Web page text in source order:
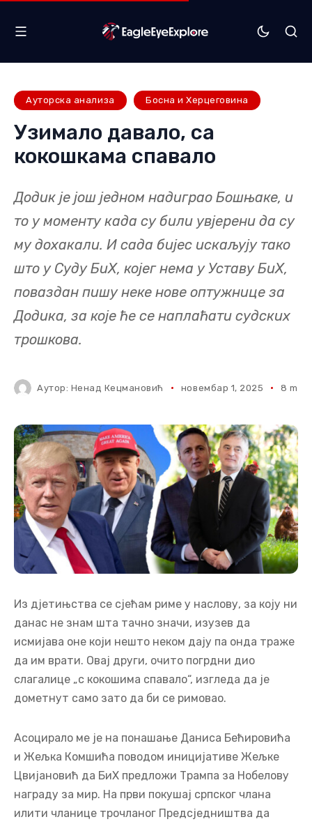
Ауторска анализа Босна и Херцеговина
Узимало давало, са
кокошкама спавало
Додик је још једном надиграо Бошњаке, и
то у моменту када су били увјерени да су
му дохакали. И сада бијес искаљују тако
што у Суду БиХ, којег нема у Уставу БиХ,
поваздан пишу неке нове оптужнице за
Додика, за које ће се наплаћати судских
трошкова.
Аутор: Ненад Кецмановић новембар 1, 2025 8
Из дјетињства се сјећам риме у наслову, за коју ни
данас не знам шта тачно значи, изузев да
исмијава оне који нешто неком дају па онда траже
да им врати. Овај други, очито погрдни дио
слагалице „с кокошима спавало“, изгледа да је
дометнут само зато да би се римовао.
Асоцирало ме је на понашање Даниса Бећировића
и Жељка Комшића поводом иницијативе Жељке
Цвијановић да БиХ предложи Трампа за Нобелову
награду за мир. На први покушај српског члана
илити чланице трочланог Предсједништва да